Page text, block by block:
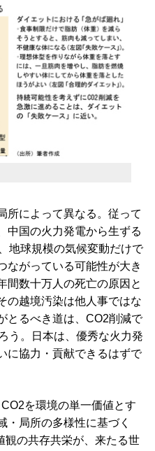
によって異なる。従って
中国の火力発電から生ずる
地球規模の気候変動だけで
ながっている可能性が大き
間数十万人の死亡の原因と
の越境汚染は他人事ではな
とるべき道は、CO2削減で
う。日本は、優秀な火力発
に協力・貢献できるはずで
を環境の単一価値とす
・局所の多様性に基づく
観の共存共栄が、来たる世